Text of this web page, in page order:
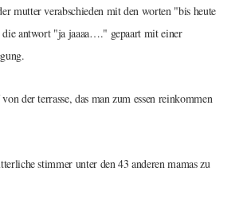
mutter verabschieden mit den worten "bis heute
die antwort "ja jaaaa…." gepaart mit einer
der terrasse, das man zum essen reinkommen
stimmer unter den 43 anderen mamas zu